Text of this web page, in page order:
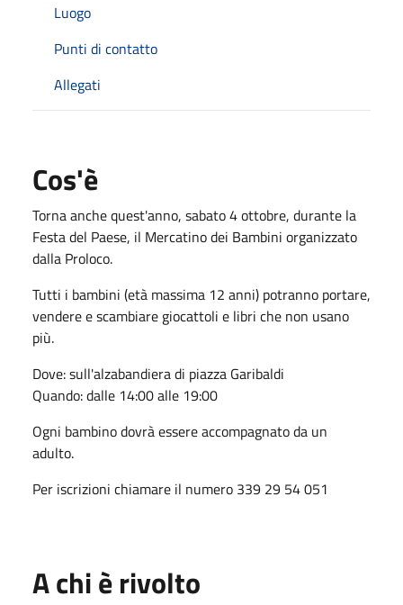
Luogo
Punti di contatto
Allegati
Cos'è
Torna anche quest'anno, sabato 4 ottobre, durante la
Festa del Paese, il Mercatino dei Bambini organizzato
dalla Proloco.
Tutti i bambini (età massima 12 anni) potranno portare,
vendere e scambiare giocattoli e libri che non usano
più.
Dove: sull'alzabandiera di piazza Garibaldi
Quando: dalle 14:00 alle 19:00
Ogni bambino dovrà essere accompagnato da un
adulto.
Per iscrizioni chiamare il numero 339 29 54 051
A chi è rivolto